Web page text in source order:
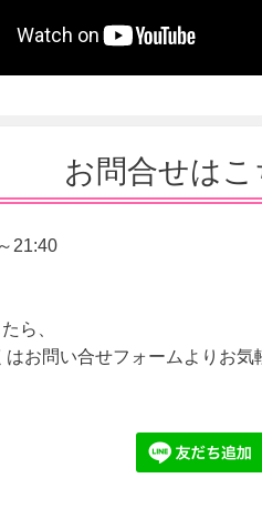
お問合せは
21:40
ら、
はお問い合せフォームよりお気